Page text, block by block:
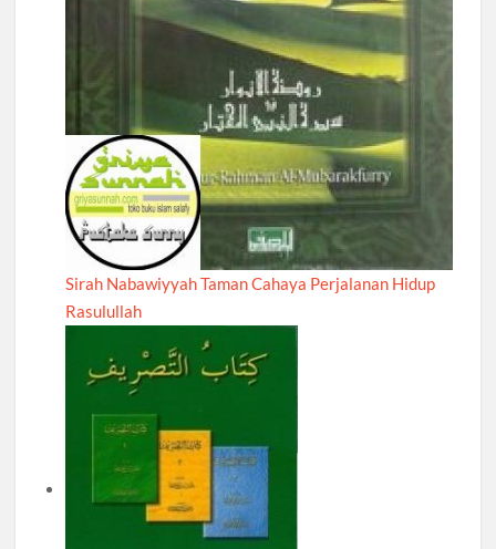
Sirah Nabawiyyah Taman Cahaya Perjalanan Hidup
Rasulullah